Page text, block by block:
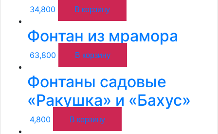
34,800 В корзину
Фонтан из мрамора
63,800 В корзину
Фонтаны садовые
«Ракушка» и «Бахус»
4,800 В корзину